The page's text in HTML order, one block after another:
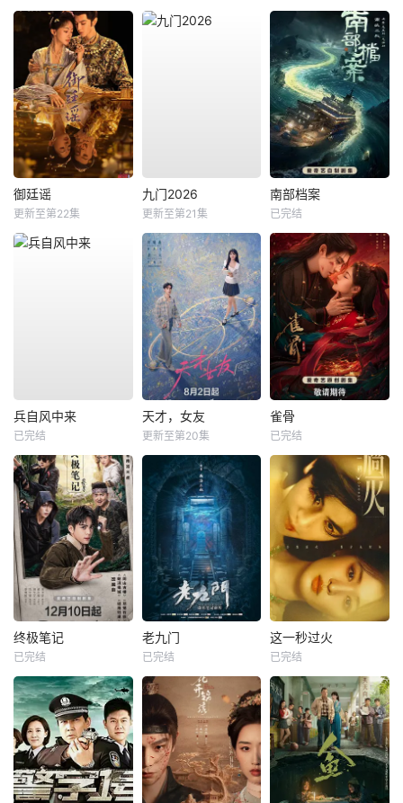
御廷谣
更新至第22集
九门2026
更新至第21集
南部档案
已完结
兵自风中来
已完结
天才，女友
更新至第20集
雀骨
已完结
终极笔记
已完结
老九门
已完结
这一秒过火
已完结